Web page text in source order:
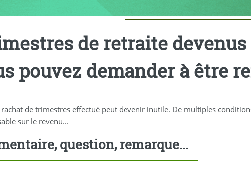
de retraite
pouvez demander à être
de trimestres effectué peut devenir inutile. De multiples
sur le revenu...
question, remarque...